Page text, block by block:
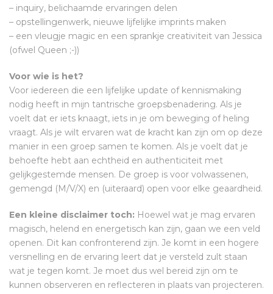
– inquiry, belichaamde ervaringen delen
– opstellingenwerk, nieuwe lijfelijke imprints maken
– een vleugje magic en een sprankje creativiteit van Jessica
(ofwel Queen ;-))
Voor wie is het?
Voor iedereen die een lijfelijke update of kennismaking
nodig heeft in mijn tantrische groepsbenadering. Als je
voelt dat er iets knaagt, iets in je om beweging of heling
vraagt. Als je wilt ervaren wat de kracht kan zijn om op deze
manier in een groep samen te komen. Als je voelt dat je
behoefte hebt aan echtheid en authenticiteit met
gelijkgestemde mensen. De groep is voor volwassenen,
gemengd (M/V/X) en (uiteraard) open voor elke geaardheid.
Een kleine disclaimer toch: Hoewel wat je mag ervaren
magisch, helend en energetisch kan zijn, gaan we een veld
openen. Dit kan confronterend zijn. Je komt in een hogere
versnelling en de ervaring leert dat je versteld zult staan
wat je tegen komt. Je moet dus wel bereid zijn om te
kunnen observeren en reflecteren in plaats van projecteren.